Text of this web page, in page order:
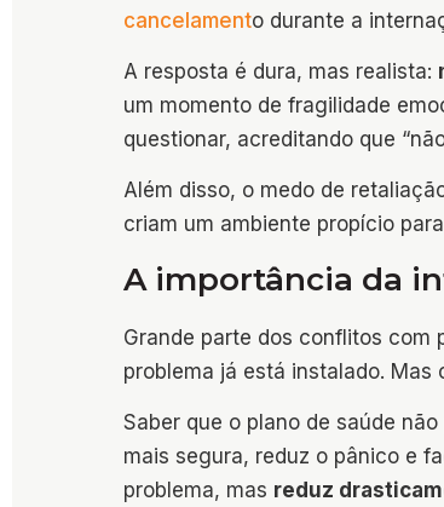
cancelamento durante a
A resposta é dura, mas realista:
um momento de fragilidade
questionar, acreditando que
Além disso, o medo de
criam um ambiente propício
A importância da
Grande parte dos conflitos com
problema já está instalado. Mas
Saber que o plano de saúde
mais segura, reduz o pânico e
problema, mas reduz